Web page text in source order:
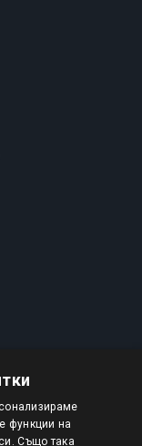
функции на
Също така